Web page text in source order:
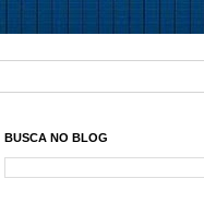
BUSCA NO BLOG